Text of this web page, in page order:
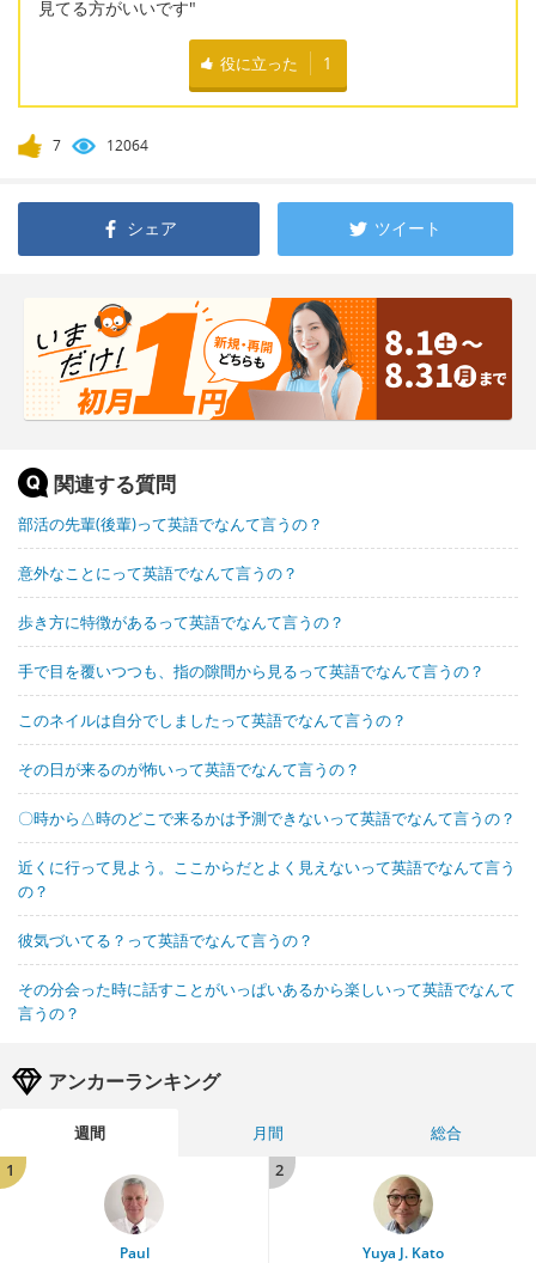
見てる方がいいです"
役に立った 1
7 12064
シェア ツイート
関連する質問
部活の先輩(後輩)って英語でなんて言うの？
意外なことにって英語でなんて言うの？
歩き方に特徴があるって英語でなんて言うの？
手で目を覆いつつも、指の隙間から見るって英語でなんて言うの？
このネイルは自分でしましたって英語でなんて言うの？
その日が来るのが怖いって英語でなんて言うの？
〇時から△時のどこで来るかは予測できないって英語でなんて言うの？
近くに行って見よう。ここからだとよく見えないって英語でなんて言う
の？
彼気づいてる？って英語でなんて言うの？
その分会った時に話すことがいっぱいあるから楽しいって英語でなんて
言うの？
アンカーランキング
週間 月間
総合
1
Paul
2
Yuya J. Kato